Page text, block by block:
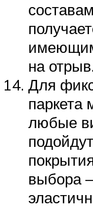
на
Для
паркета
любые
выбора